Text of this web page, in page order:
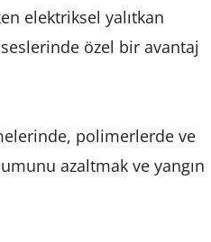
elektriksel yalıtkan
özel bir avantaj
polimerlerde ve
azaltmak ve yangın